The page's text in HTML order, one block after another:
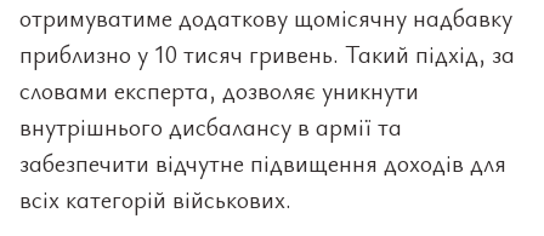
отримуватиме додаткову щомісячну надбавку
приблизно у 10 тисяч гривень. Такий підхід, за
словами експерта, дозволяє уникнути
внутрішнього дисбалансу в армії та
забезпечити відчутне підвищення доходів для
всіх категорій військових.